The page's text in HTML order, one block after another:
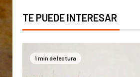
TE PUEDE INTERESAR
1 min de lectura